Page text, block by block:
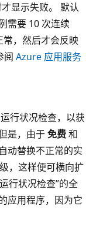
显示失败。 默认
需要 10 次连续
，然后才会反映
阅 Azure 应用服务
行状况检查，以获
是，由于免费和
动替换不正常的实
，这样便可横向扩
行状况检查”的全
应用程序，因为它